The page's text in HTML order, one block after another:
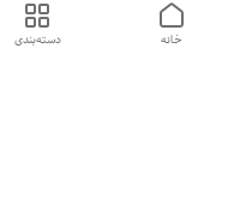
دسته‌بندی خانه